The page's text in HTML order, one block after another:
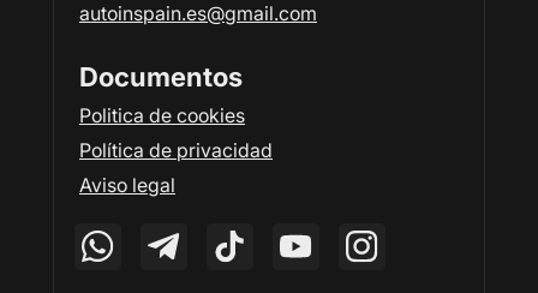
autoinspain.es@gmail.com
Documentos
Politica de cookies
Política de privacidad
Aviso legal